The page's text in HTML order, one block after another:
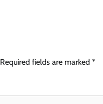
Required fields are marked *